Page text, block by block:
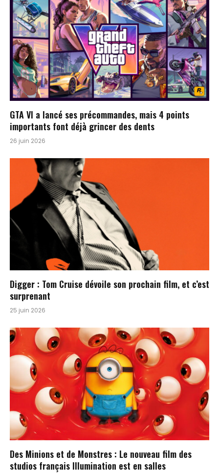
GTA VI a lancé ses précommandes, mais 4 points
importants font déjà grincer des dents
26 juin 2026
Digger : Tom Cruise dévoile son prochain film, et c’est
surprenant
25 juin 2026
Des Minions et de Monstres : Le nouveau film des
studios français Illumination est en salles